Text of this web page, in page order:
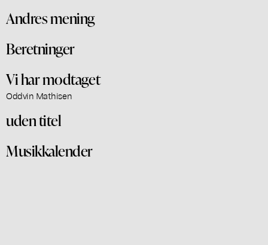
Andres mening
Beretninger
Vi har modtaget
Oddvin Mathisen
uden titel
Musikkalender